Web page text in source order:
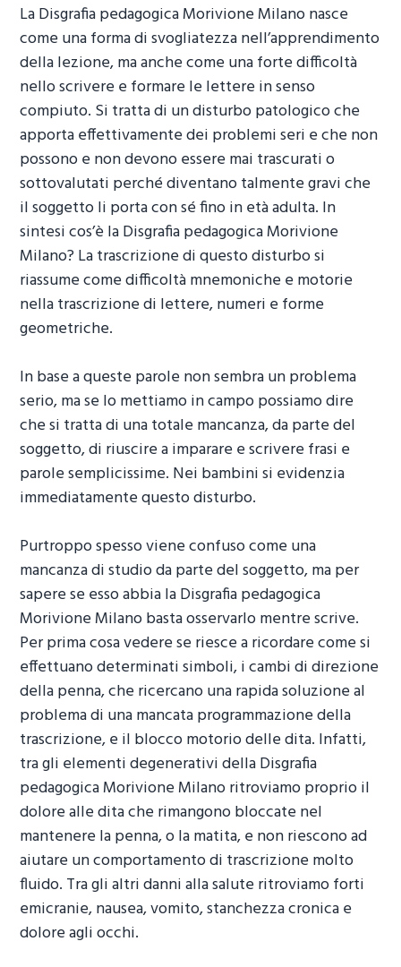
LaDisgrafia pedagogica Morivione Milanonasce
come una forma di svogliatezza nell’apprendimento
della lezione, ma anche come una forte difficoltà
nello scrivere e formare le lettere in senso
compiuto. Si tratta di un disturbo patologico che
apporta effettivamente dei problemi seri e che non
possono e non devono essere mai trascurati o
sottovalutati perché diventano talmente gravi che
il soggetto li porta con sé fino in età adulta. In
sintesi cos’è laDisgrafia pedagogica Morivione
Milano? La trascrizione di questo disturbo si
riassume come difficoltà mnemoniche e motorie
nella trascrizione di lettere, numeri e forme
geometriche.
In base a queste parole non sembra un problema
serio, ma se lo mettiamo in campo possiamo dire
che si tratta di una totale mancanza, da parte del
soggetto, di riuscire a imparare e scrivere frasi e
parole semplicissime. Nei bambini si evidenzia
immediatamente questo disturbo.
Purtroppo spesso viene confuso come una
mancanza di studio da parte del soggetto, ma per
sapere se esso abbia laDisgrafia pedagogica
Morivione Milanobasta osservarlo mentre scrive.
Per prima cosa vedere se riesce a ricordare come si
effettuano determinati simboli, i cambi di direzione
della penna, che ricercano una rapida soluzione al
problema di una mancata programmazione della
trascrizione, e il blocco motorio delle dita. Infatti,
tra gli elementi degenerativi dellaDisgrafia
pedagogica Morivione Milanoritroviamo proprio il
dolore alle dita che rimangono bloccate nel
mantenere la penna, o la matita, e non riescono ad
aiutare un comportamento di trascrizione molto
fluido. Tra gli altri danni alla salute ritroviamo forti
emicranie, nausea, vomito, stanchezza cronica e
dolore agli occhi.